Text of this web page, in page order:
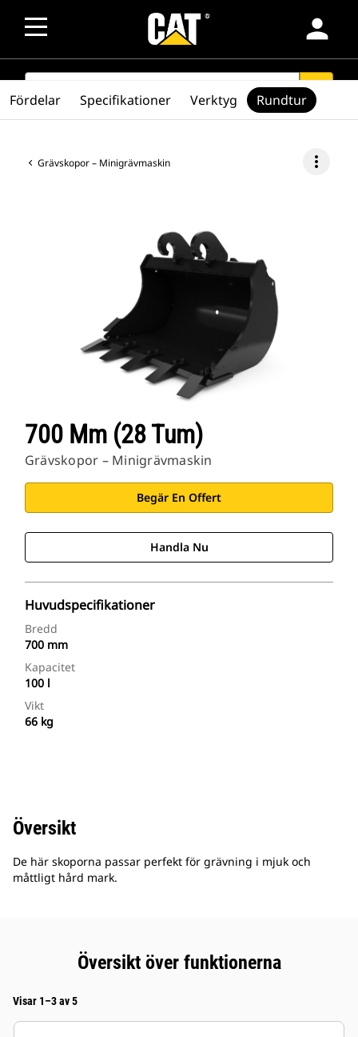
person
SEARCH search
Grävskopor – Minigrävmaskin more_vert
700 Mm (28 Tum)
Grävskopor – Minigrävmaskin
Begär En Offert
Handla Nu
Huvudspecifikationer
Bredd
700 mm
Kapacitet
100 l
Vikt
66 kg
Fördelar Specifikationer Verktyg Rundtur
Översikt
De här skoporna passar perfekt för grävning i mjuk och
måttligt hård mark.
Översikt över funktionerna
Visar 1–3 av 5